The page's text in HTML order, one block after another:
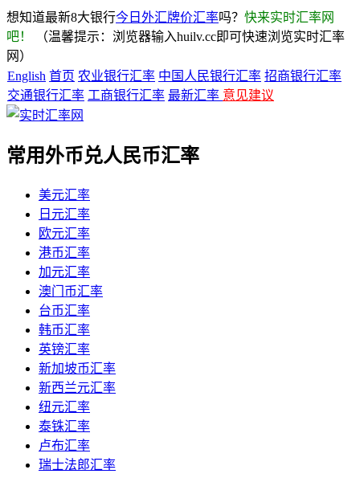
想知道最新8大银行今日外汇牌价汇率吗？ 快来实时汇率网
吧！
（温馨提示：浏览器输入huilv.cc即可快速浏览实时汇率
网）
English 首页 农业银行汇率 中国人民银行汇率 招商银行汇率
交通银行汇率 工商银行汇率 最新汇率 意见建议
常用外币兑人民币汇率
美元汇率
日元汇率
欧元汇率
港币汇率
加元汇率
澳门币汇率
台币汇率
韩币汇率
英镑汇率
新加坡币汇率
新西兰元汇率
纽元汇率
泰铢汇率
卢布汇率
瑞士法郎汇率